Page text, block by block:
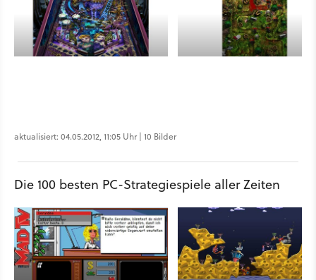
aktualisiert: 04.05.2012, 11:05 Uhr | 10 Bilder
Die 100 besten PC-Strategiespiele aller Zeiten